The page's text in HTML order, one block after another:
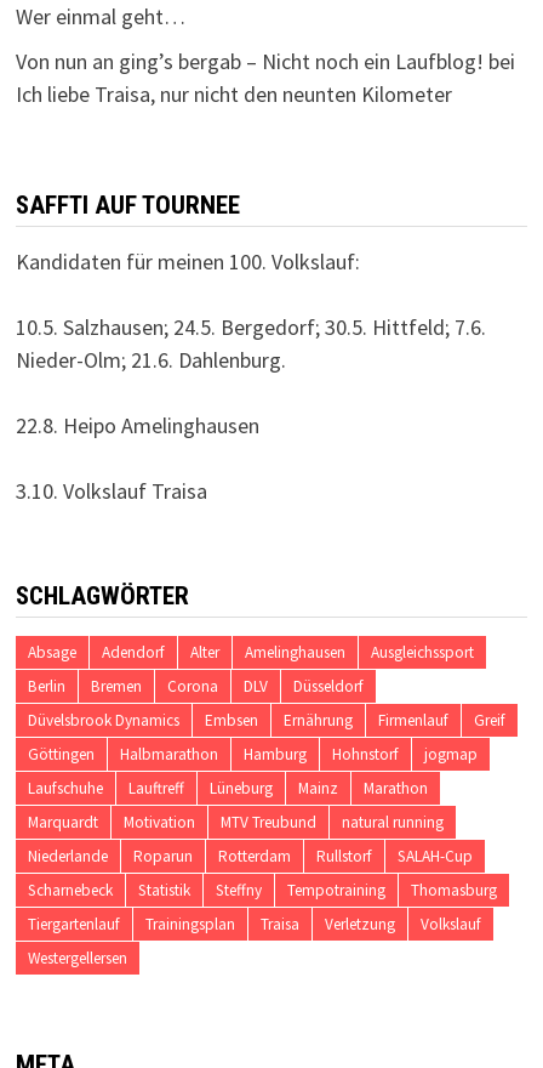
Wer einmal geht…
Von nun an ging’s bergab – Nicht noch ein Laufblog! bei
Ich liebe Traisa, nur nicht den neunten Kilometer
SAFFTI AUF TOURNEE
Kandidaten für meinen 100. Volkslauf:
10.5. Salzhausen; 24.5. Bergedorf; 30.5. Hittfeld; 7.6.
Nieder-Olm; 21.6. Dahlenburg.
22.8. Heipo Amelinghausen
3.10. Volkslauf Traisa
SCHLAGWÖRTER
Absage Adendorf Alter Amelinghausen
Ausgleichssport
Berlin
Bremen Corona DLV
Düsseldorf
Düvelsbrook Dynamics
Embsen Ernährung Firmenlauf
Greif
Göttingen
Halbmarathon Hamburg Hohnstorf
jogmap
Laufschuhe
Lauftreff Lüneburg Mainz
Marathon
Marquardt
Motivation MTV Treubund
natural running
Niederlande
Roparun Rotterdam Rullstorf
SALAH-Cup
Scharnebeck
Statistik Steffny Tempotraining
Thomasburg
Tiergartenlauf
Trainingsplan Traisa Verletzung
Volkslauf
Westergellersen